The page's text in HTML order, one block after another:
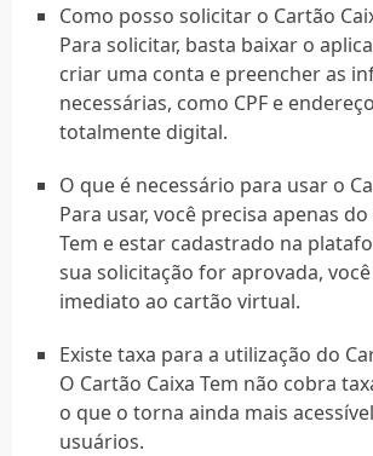
Como posso solicitar o Cartão
Para solicitar, basta baixar o
criar uma conta e preencher as
necessárias, como CPF e
totalmente digital.
O que é necessário para usar o
Para usar, você precisa apenas
Tem e estar cadastrado na
sua solicitação for aprovada,
imediato ao cartão virtual.
Existe taxa para a utilização do
O Cartão Caixa Tem não cobra
o que o torna ainda mais
usuários.